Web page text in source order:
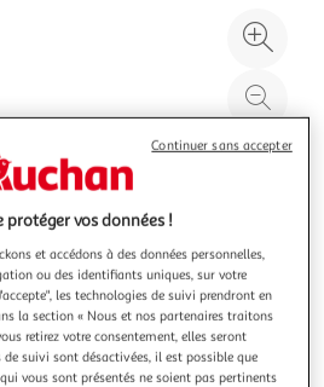
à
protéger vos données !
et accédons à des données personnelles,
ou des identifiants uniques, sur votre
les technologies de suivi prendront en
la section « Nous et nos partenaires traitons
retirez votre consentement, elles seront
de suivi sont désactivées, il est possible que
vous sont présentés ne soient pas pertinents
Continuer sans accepter